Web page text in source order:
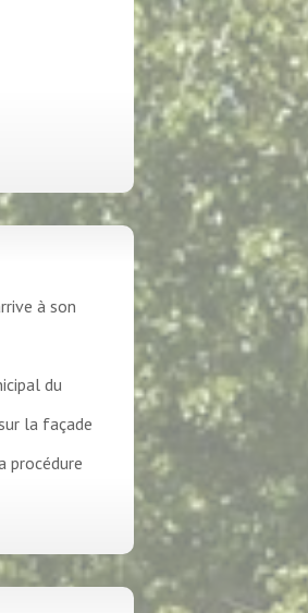
à son
du
la façade
procédure